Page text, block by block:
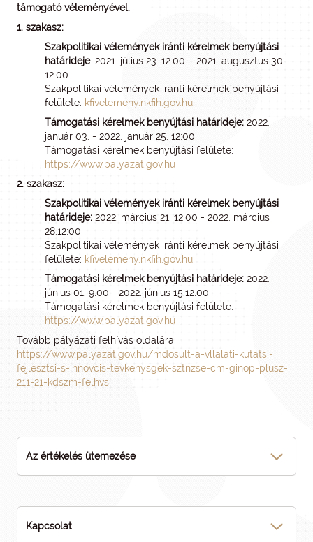
támogató véleményével.
1. szakasz:
Szakpolitikai vélemények iránti kérelmek benyújtási
határideje: 2021. július 23. 12:00 – 2021. augusztus 30.
12:00
Szakpolitikai vélemények iránti kérelmek benyújtási
felülete: kfivelemeny.nkfih.gov.hu
Támogatási kérelmek benyújtási határideje: 2022.
január 03. - 2022. január 25. 12:00
Támogatási kérelmek benyújtási felülete:
https://www.palyazat.gov.hu
2. szakasz:
Szakpolitikai vélemények iránti kérelmek benyújtási
határideje: 2022. március 21. 12:00 - 2022. március
28.12:00
Szakpolitikai vélemények iránti kérelmek benyújtási
felülete: kfivelemeny.nkfih.gov.hu
Támogatási kérelmek benyújtási határideje: 2022.
június 01. 9:00 - 2022. június 15.12:00
Támogatási kérelmek benyújtási felülete:
https://www.palyazat.gov.hu
Tovább pályázati felhívás oldalára:
https://www.palyazat.gov.hu/mdosult-a-vllalati-kutatsi-
fejlesztsi-s-innovcis-tevkenysgek-sztnzse-cm-ginop-plusz-
211-21-kdszm-felhvs
Az értékelés ütemezése
Kapcsolat